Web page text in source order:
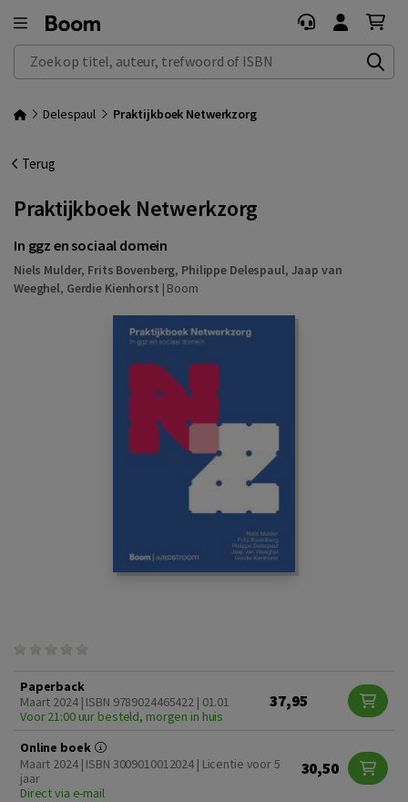
Zoek op titel, auteur, trefwoord of ISBN
Delespaul Praktijkboek Netwerkzorg
Terug
Praktijkboek Netwerkzorg
In ggz en sociaal domein
Niels Mulder, Frits Bovenberg, Philippe Delespaul, Jaap van
Weeghel, Gerdie Kienhorst | Boom
Paperback
Maart 2024 | ISBN 9789024465422 | 01.01
Voor 21:00 uur besteld, morgen in huis
37,95
Online boek
Maart 2024 | ISBN 3009010012024 | Licentie voor 5
jaar
Direct via e-mail
30,50